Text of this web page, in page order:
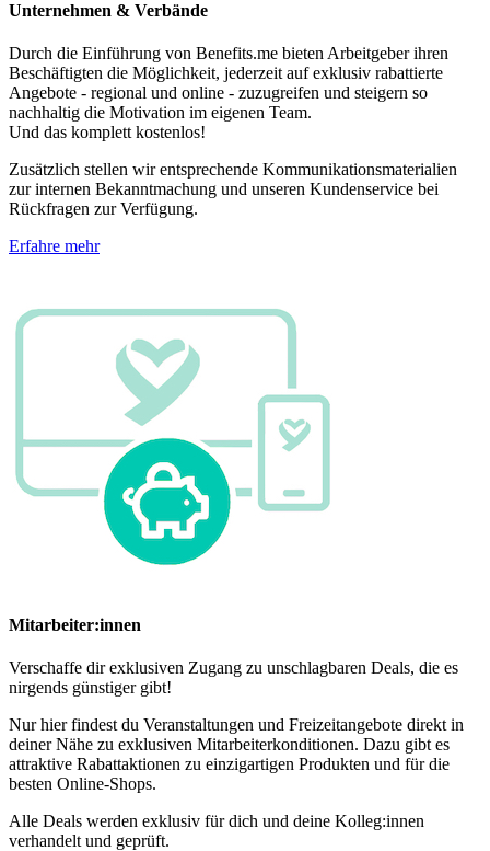
Unternehmen & Verbände
Durch die Einführung von Benefits.me bieten Arbeitgeber ihren
Beschäftigten die Möglichkeit, jederzeit auf exklusiv rabattierte
Angebote - regional und online - zuzugreifen und steigern so
nachhaltig die Motivation im eigenen Team.
Und das komplett kostenlos!
Zusätzlich stellen wir entsprechende Kommunikationsmaterialien
zur internen Bekanntmachung und unseren Kundenservice bei
Rückfragen zur Verfügung.
Erfahre mehr
Mitarbeiter:innen
Verschaffe dir exklusiven Zugang zu unschlagbaren Deals, die es
nirgends günstiger gibt!
Nur hier findest du Veranstaltungen und Freizeitangebote direkt in
deiner Nähe zu exklusiven Mitarbeiterkonditionen. Dazu gibt es
attraktive Rabattaktionen zu einzigartigen Produkten und für die
besten Online-Shops.
Alle Deals werden exklusiv für dich und deine Kolleg:innen
verhandelt und geprüft.